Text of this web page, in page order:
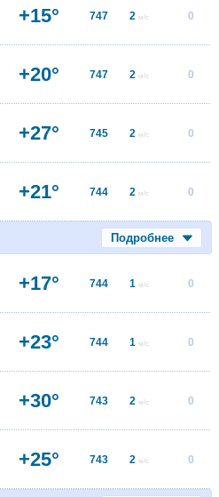
+15° 747 2 м/с 0
+20° 747 2 м/с 0
+27° 745 2 м/с 0
+21° 744 2 м/с 0
Подробнее
+17° 744 1 м/с 0
+23° 744 1 м/с 0
+30° 743 2 м/с 0
+25° 743 2 м/с 0